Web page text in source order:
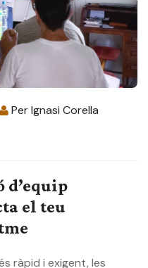
PerIgnasi Corella
d’equip
el teu
ràpid i exigent, les